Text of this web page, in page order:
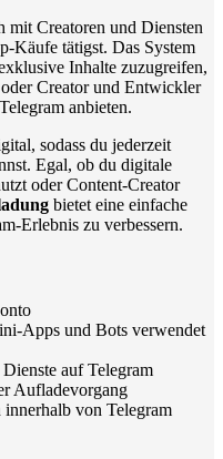
mit Creatoren und Diensten
Käufe tätigst. Das System
Inhalte zuzugreifen,
Creator und Entwickler
anbieten.
sodass du jederzeit
Egal, ob du digitale
oder Content-Creator
bietet eine einfache
Erlebnis zu verbessern.
Apps und Bots verwendet
auf Telegram
Aufladevorgang
von Telegram